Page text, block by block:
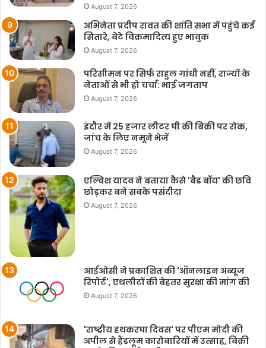
August 7, 2026
अभिनेता प्रदीप रावत की शांति सभा में पहुंचे कई
सितारे, बेटे विक्रमादित्य हुए भावुक
August 7, 2026
परिसीमन पर सिर्फ राहुल गांधी नहीं, राज्यों के
नेताओं से भी हो चर्चा: भाई जगताप
August 7, 2026
इंदौर में 25 हजार लीटर घी की बिक्री पर रोक,
जांच के लिए नमूने भेजें
August 7, 2026
एल्विश यादव ने बताया कैसे 'बैड बॉय' की छवि
छोड़कर बने सबके पसंदीदा
August 7, 2026
आईओसी ने प्रकाशित की 'ऑनलाइन अब्यूज
रिपोर्ट', एथलीटों की बेहतर सुरक्षा की मांग की
August 7, 2026
'राष्ट्रीय हथकरघा दिवस' पर पीएम मोदी की
अपील से हैंडलूम कारोबारियों में उत्साह, बिक्री